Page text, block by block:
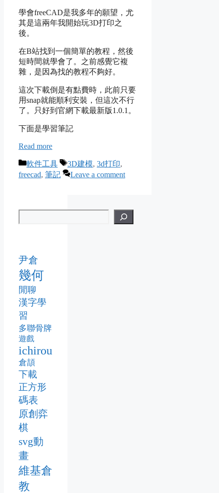
學會freeCAD是我多年的願望，尤
其是這兩年我開始玩3D打印之
後。
在B站找到一個簡單的教程，然後
短時間就學會了。之前感覺它複
雜，是因為找的教程不夠好。
這次下載倒是有點費時，此前只要
用snap就能順利安裝，但這次不行
了。只好到官網下載最新版1.0.1。
下面是學習筆記
Read more
Categories
軟件工具 Tags
3D建模, 3d打印,
freecad, 筆記 Leave a comment
尹倉
幾何
閒聊
漢字學
習
多聯骨牌
遊戲
ichirou
倉頡
下載
正方形
碼表
原創弈
棋
svg動
畫
維基倉
教